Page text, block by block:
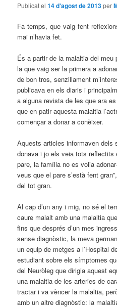
Publicat el14 d'agost de 2013per
Fa temps, que vaig fent
mai n’havia fet.
És a partir de la malaltia del meu
la que vaig ser la primera a
de bon tros, senzillament
publicava en els diaris i
a alguna revista de les que ara
que en patir aquesta malaltia
començar a donar a conèixer.
Aquests articles informaven dels
donava i jo els veia tots reflectits
pare, la família no es volia
veus que el pare s’està fent
del tot gran.
Al cap d’un any i mig, no sé el
caure malalt amb una malaltia
fins que després d’un mes
sense diagnòstic, la meva
un equip de metges a l’Hospital
estudiant sobre els símptomes
del Neuròleg que dirigia aquest
una malaltia de les arteries de
tractar i va vèncer la malaltia,
amb un altre diagnòstic: la